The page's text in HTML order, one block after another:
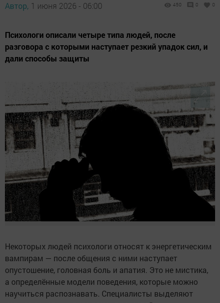
Автор, 1 июня 2026 - 06:00 450 0 0
Психологи описали четыре типа людей, после
разговора с которыми наступает резкий упадок сил, и
дали способы защиты
Некоторых людей психологи относят к энергетическим
вампирам — после общения с ними наступает
опустошение, головная боль и апатия. Это не мистика,
а определённые модели поведения, которые можно
научиться распознавать. Специалисты выделяют